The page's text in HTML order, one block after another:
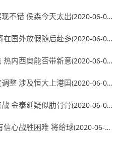
不错 侯森今天太出(2020-06-01)
在国外放假随后赴多(2020-06-01)
热内西奥能否带新意(2020-06-01)
整 涉及恒大上港国(2020-06-01)
金泰延疑似肋骨骨(2020-06-01)
信心战胜困难 将给球(2020-06-01)